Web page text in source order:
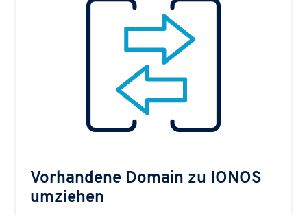
Vorhandene Domain zu IONOS
umziehen